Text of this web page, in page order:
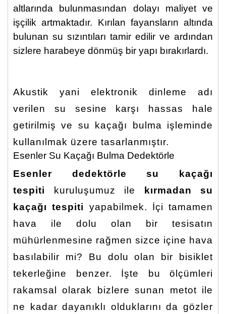
altlarında bulunmasından dolayı maliyet ve
işçilik artmaktadır. Kırılan fayansların altında
bulunan su sızıntıları tamir edilir ve ardından
sizlere harabeye dönmüş bir yapı bırakırlardı.
Akustik yani elektronik dinleme adı
verilen su sesine karşı hassas hale
getirilmiş ve su kaçağı bulma işleminde
kullanılmak üzere tasarlanmıştır.
Esenler Su Kaçağı Bulma Dedektörle
Esenler dedektörle su kaçağı
tespiti kuruluşumuz ile kırmadan su
kaçağı tespiti
yapabilmek. İçi tamamen
hava ile dolu olan bir tesisatın
mühürlenmesine rağmen sizce içine hava
basılabilir mi? Bu dolu olan bir bisiklet
tekerleğine benzer. İşte bu ölçümleri
rakamsal olarak bizlere sunan metot ile
ne kadar dayanıklı olduklarını da gözler